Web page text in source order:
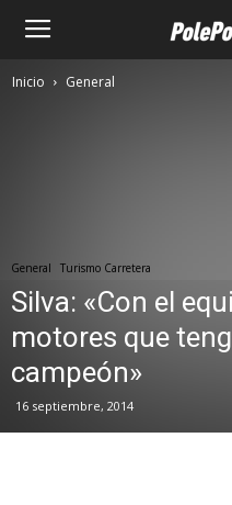
Inicio General
General Turismo Carretera
Silva: «Con el
motores que
campeón»
16 septiembre, 2014